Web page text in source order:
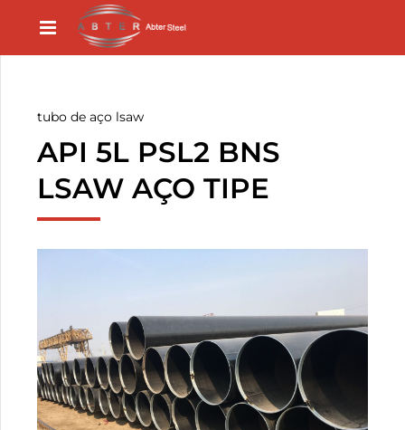
tubo de aço lsaw
API 5L PSL2 BNS
LSAW AÇO TIPE